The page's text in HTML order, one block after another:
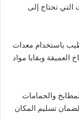
التي تحتاج إلى
باستخدام معدات
العميقة وبقايا مواد
والحمامات
تسليم المكان